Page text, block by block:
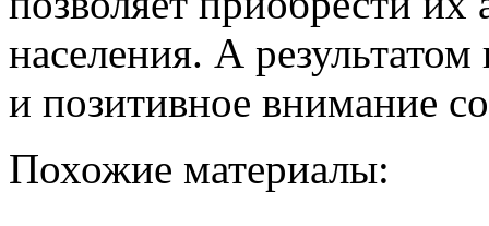
населения. А
и позитивное внимание
Похожие материалы: